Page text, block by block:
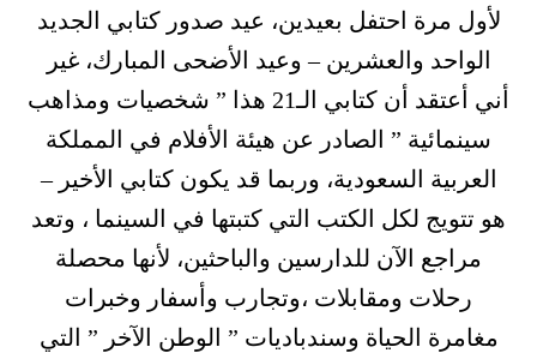
لأول مرة احتفل بعيدين، عيد صدور كتابي الجديد
الواحد والعشرين – وعيد الأضحى المبارك، غير
أني أعتقد أن كتابي الـ21 هذا ” شخصيات ومذاهب
سينمائية ” الصادر عن هيئة الأفلام في المملكة
العربية السعودية، وربما قد يكون كتابي الأخير –
هو تتويج لكل الكتب التي كتبتها في السينما ، وتعد
مراجع الآن للدارسين والباحثين، لأنها محصلة
رحلات ومقابلات ،وتجارب وأسفار وخبرات
مغامرة الحياة وسندباديات ” الوطن الآخر ” التي